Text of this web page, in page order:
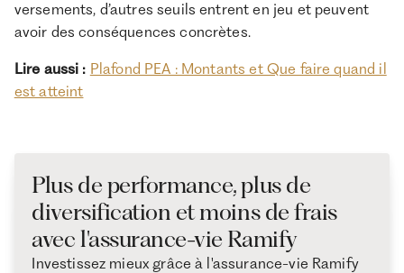
versements, d’autres seuils entrent en jeu et peuvent
avoir des conséquences concrètes.
Lire aussi : Plafond PEA : Montants et Que faire quand il
est atteint
Plus de performance, plus de
diversification et moins de frais
avec l'assurance-vie Ramify
Investissez mieux grâce à l'assurance-vie Ramify